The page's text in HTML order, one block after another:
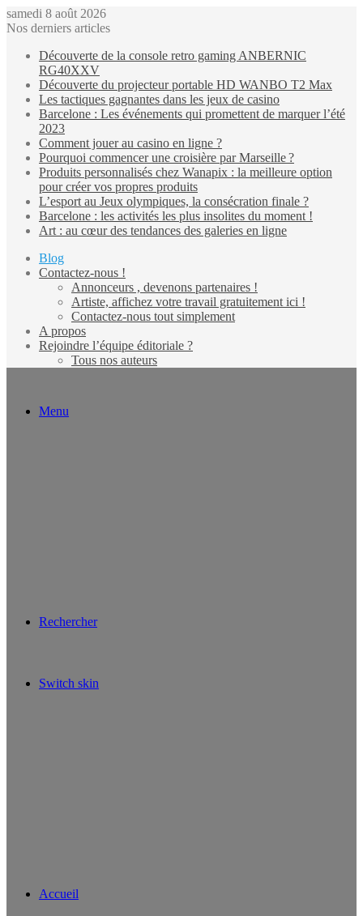
samedi 8 août 2026
Nos derniers articles
Découverte de la console retro gaming ANBERNIC
RG40XXV
Découverte du projecteur portable HD WANBO T2 Max
Les tactiques gagnantes dans les jeux de casino
Barcelone : Les événements qui promettent de marquer l’été
2023
Comment jouer au casino en ligne ?
Pourquoi commencer une croisière par Marseille ?
Produits personnalisés chez Wanapix : la meilleure option
pour créer vos propres produits
L’esport au Jeux olympiques, la consécration finale ?
Barcelone : les activités les plus insolites du moment !
Art : au cœur des tendances des galeries en ligne
Blog
Contactez-nous !
Annonceurs , devenons partenaires !
Artiste, affichez votre travail gratuitement ici !
Contactez-nous tout simplement
A propos
Rejoindre l’équipe éditoriale ?
Tous nos auteurs
Menu
Rechercher
Switch skin
Accueil